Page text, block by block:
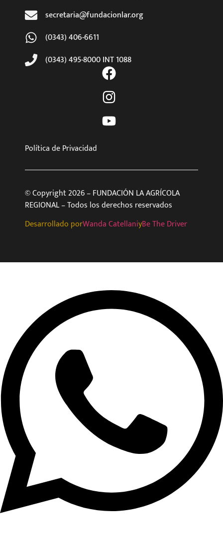
secretaria@fundacionlar.org
(0343) 406-6611
(0343) 495-8000 INT 1088
Política de Privacidad
© Copyright 2026 – FUNDACIÓN LA AGRÍCOLA
REGIONAL – Todos los derechos reservados
Desarrollado porWanda CatellaniyBe The Driver